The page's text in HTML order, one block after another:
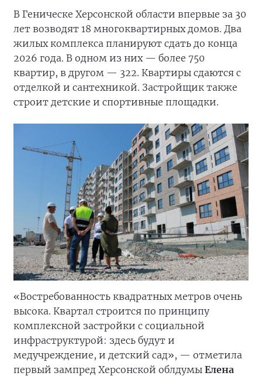
В Геническе Херсонской области впервые за 30
лет возводят 18 многоквартирных домов. Два
жилых комплекса планируют сдать до конца
2026 года. В одном из них — более 750
квартир, в другом — 322. Квартиры сдаются с
отделкой и сантехникой. Застройщик также
строит детские и спортивные площадки.
«Востребованность квадратных метров очень
высока. Квартал строится по принципу
комплексной застройки с социальной
инфраструктурой: здесь будут и
медучреждение, и детский сад», — отметила
первый зампред Херсонской облдумы Елена